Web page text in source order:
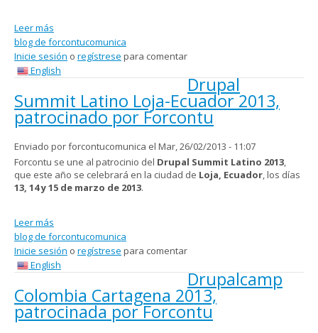
Leer más
Stand
blog de forcontucomunica
Inicie sesión o regístrese para comentar
English
Drupal
Summit Latino Loja-Ecuador 2013,
patrocinado por Forcontu
Enviado porforcontucomunica el Mar, 26/02/2013 - 11:07
Forcontu se une al patrocinio del Drupal Summit Latino 2013
que este año se celebrará en la ciudad de Loja, Ecuador , los días
13, 14 y 15 de marzo de 2013.
Leer más
por Forcontu
blog de forcontucomunica
Inicie sesión o regístrese para comentar
English
Drupalcamp
Colombia Cartagena 2013,
patrocinada por Forcontu